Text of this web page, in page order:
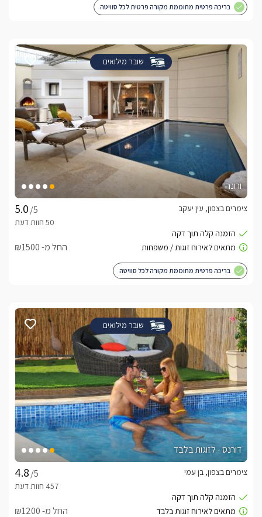
בריכה פרטית מחוממת מקורה פרטית לכל סוויטה
שובר מילואים
ורונה
/5
צימרים בצפון, עין יעקב
החל מ- ₪1500
בריכה פרטית מחוממת מקורה לכל סוויטה
שובר מילואים
דורנס - לזוגות בלבד
/5
צימרים בצפון, בן עמי
החל מ- ₪1200